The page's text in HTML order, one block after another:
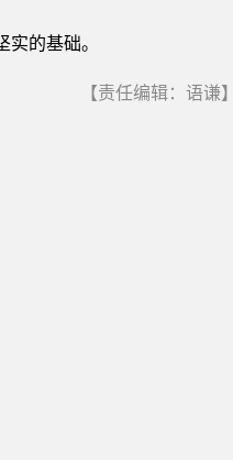
的基础。
【责任编辑：语谦】